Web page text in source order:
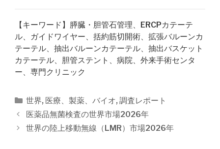
【キーワード】膵臓・胆管石管理、ERCPカテーテ
ル、ガイドワイヤー、括約筋切開術、拡張バルーンカ
テーテル、抽出バルーンカテーテル、抽出バスケット
カテーテル、胆管ステント、病院、外来手術センタ
ー、専門クリニック
カ
テ
ゴ
世界, 医療、製薬、バイオ, 調査レポート
投
稿
医薬品無菌検査の世界市場2026年
世界の陸上移動無線（LMR）市場2026年